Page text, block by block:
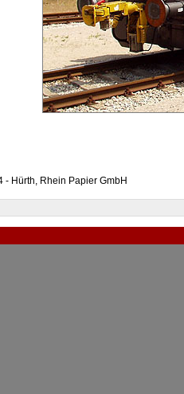
- Hürth, Rhein Papier GmbH